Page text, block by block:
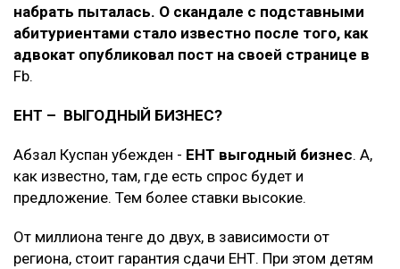
набрать пыталась. О скандале с подставными
абитуриентами стало известно после того, как
адвокат опубликовал пост на своей странице в
Fb.
ЕНТ – ВЫГОДНЫЙ БИЗНЕС?
Абзал Куспан убежден - ЕНТ выгодный бизнес. А,
как известно, там, где есть спрос будет и
предложение. Тем более ставки высокие.
От миллиона тенге до двух, в зависимости от
региона, стоит гарантия сдачи ЕНТ. При этом детям